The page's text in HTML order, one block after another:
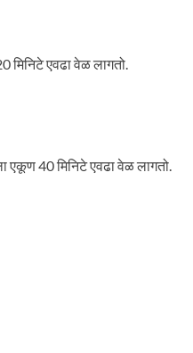
मिनिटे एवढा वेळ लागतो.
एकूण 40 मिनिटे एवढा वेळ लागतो.